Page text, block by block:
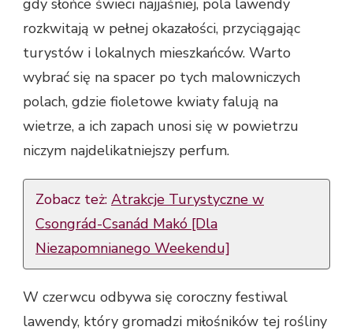
gdy słońce świeci najjaśniej, pola lawendy
rozkwitają w pełnej okazałości, przyciągając
turystów i lokalnych mieszkańców. Warto
wybrać się na spacer po tych malowniczych
polach, gdzie fioletowe kwiaty falują na
wietrze, a ich zapach unosi się w powietrzu
niczym najdelikatniejszy perfum.
Zobacz też: Atrakcje Turystyczne w
Csongrád-Csanád Makó [Dla
Niezapomnianego Weekendu]
W czerwcu odbywa się coroczny festiwal
lawendy, który gromadzi miłośników tej rośliny